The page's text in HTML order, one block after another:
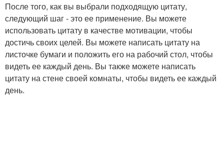
После того, как вы выбрали подходящую цитату,
следующий шаг - это ее применение. Вы можете
использовать цитату в качестве мотивации, чтобы
достичь своих целей. Вы можете написать цитату на
листочке бумаги и положить его на рабочий стол, чтобы
видеть ее каждый день. Вы также можете написать
цитату на стене своей комнаты, чтобы видеть ее каждый
день.